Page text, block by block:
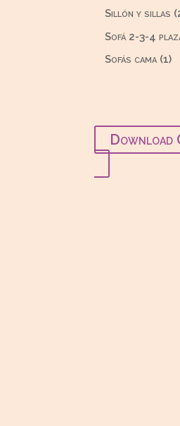
Sillón y sillas
Sofá 2-3-4
Sofás cama 11
Download